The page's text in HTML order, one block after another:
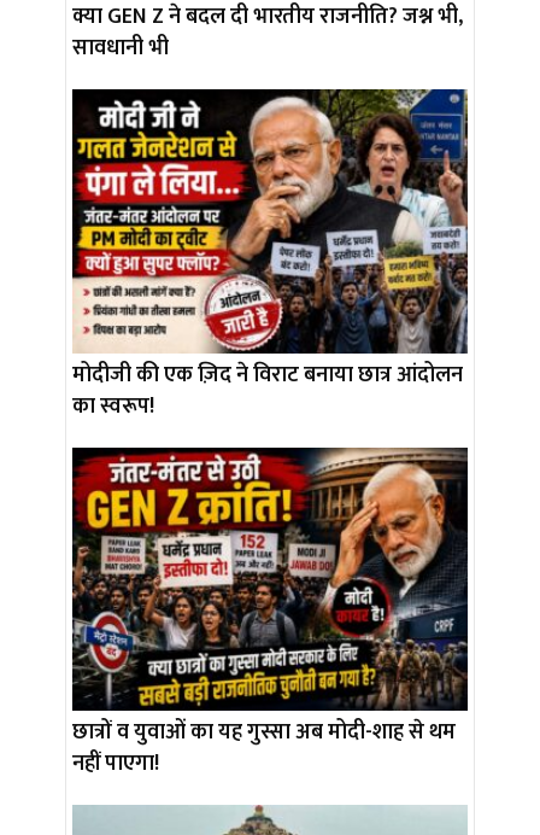
क्या GEN Z ने बदल दी भारतीय राजनीति? जश्न भी,
सावधानी भी
मोदीजी की एक ज़िद ने विराट बनाया छात्र आंदोलन
का स्वरूप!
छात्रों व युवाओं का यह गुस्सा अब मोदी-शाह से थम
नहीं पाएगा!